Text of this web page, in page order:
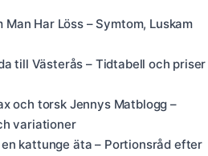
Man Har Löss – Symtom, Luskam
till Västerås – Tidtabell och priser
och torsk Jennys Matblogg –
variationer
kattunge äta – Portionsråd efter